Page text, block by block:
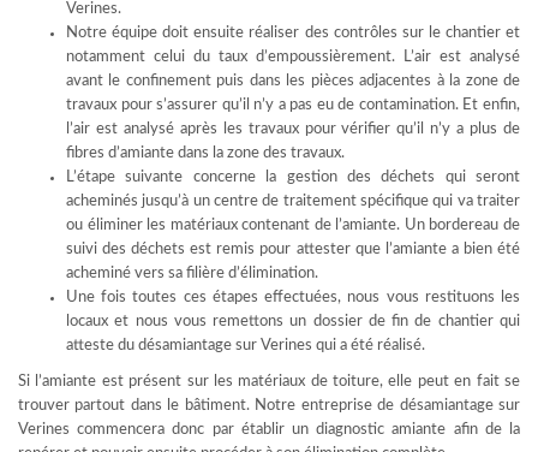
Verines.
Notre équipe doit ensuite réaliser des contrôles sur le chantier et
notamment celui du taux d’empoussièrement. L’air est analysé
avant le confinement puis dans les pièces adjacentes à la zone de
travaux pour s’assurer qu’il n’y a pas eu de contamination. Et enfin,
l’air est analysé après les travaux pour vérifier qu’il n’y a plus de
fibres d’amiante dans la zone des travaux.
L’étape suivante concerne la gestion des déchets qui seront
acheminés jusqu’à un centre de traitement spécifique qui va traiter
ou éliminer les matériaux contenant de l’amiante. Un bordereau de
suivi des déchets est remis pour attester que l’amiante a bien été
acheminé vers sa filière d’élimination.
Une fois toutes ces étapes effectuées, nous vous restituons les
locaux et nous vous remettons un dossier de fin de chantier qui
atteste du désamiantage sur Verines qui a été réalisé.
Si l’amiante est présent sur les matériaux de toiture, elle peut en fait se
trouver partout dans le bâtiment. Notre entreprise de désamiantage sur
Verines commencera donc par établir un diagnostic amiante afin de la